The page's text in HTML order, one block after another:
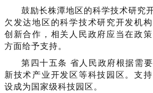
鼓励长株潭地区的科学技术研究
欠发达地区的科学技术研究开发机
创新合作，相关人民政府应当在政
方面给予支持。
第四十五条 省人民政府根据需
新技术产业开发区等科技园区。支
设成为国家级科技园区。